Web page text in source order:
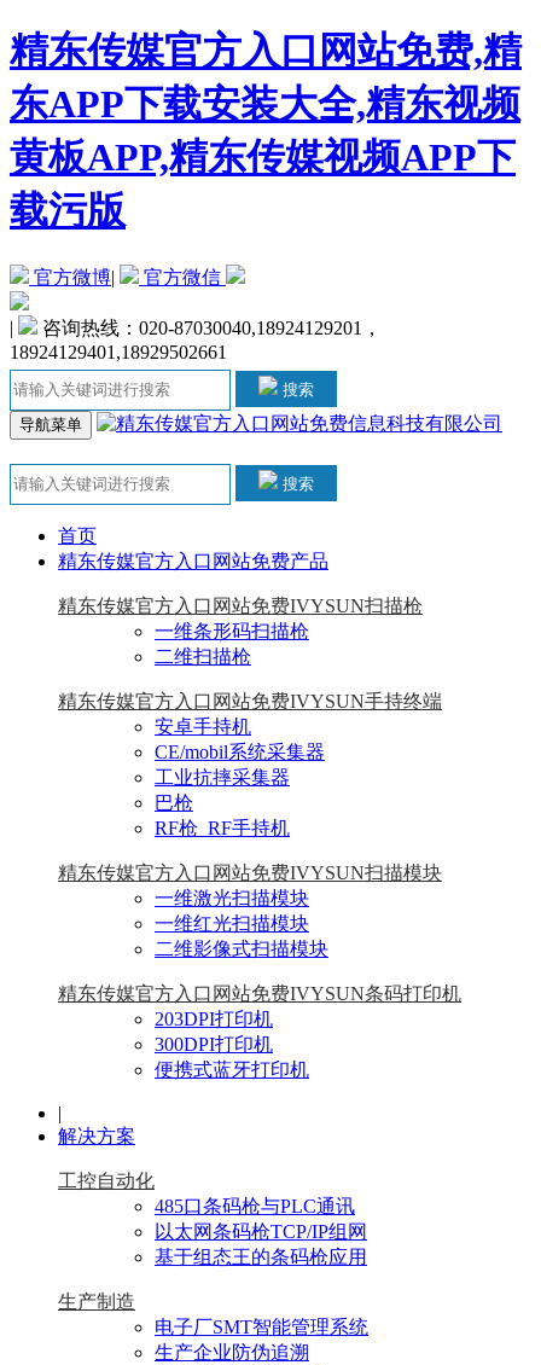
精东传媒官方入口网站免费,精
东APP下载安装大全,精东视频
黄板APP,精东传媒视频APP下
载污版
官方微博| 官方微信
|
咨询热线：020-87030040,18924129201，
18924129401,18929502661
搜索
导航菜单
搜索
首页
精东传媒官方入口网站免费产品
精东传媒官方入口网站免费IVYSUN扫描枪
一维条形码扫描枪
二维扫描枪
精东传媒官方入口网站免费IVYSUN手持终端
安卓手持机
CE/mobil系统采集器
工业抗摔采集器
巴枪
RF枪_RF手持机
精东传媒官方入口网站免费IVYSUN扫描模块
一维激光扫描模块
一维红光扫描模块
二维影像式扫描模块
精东传媒官方入口网站免费IVYSUN条码打印机
203DPI打印机
300DPI打印机
便携式蓝牙打印机
|
解决方案
工控自动化
485口条码枪与PLC通讯
以太网条码枪TCP/IP组网
基于组态王的条码枪应用
生产制造
电子厂SMT智能管理系统
生产企业防伪追溯